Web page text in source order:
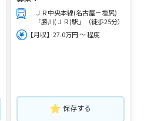
ＪＲ中央本線(名古屋－塩尻)
「勝川(ＪＲ)駅」（徒歩25分）
【月収】27.0万円 ～ 程度
保存する